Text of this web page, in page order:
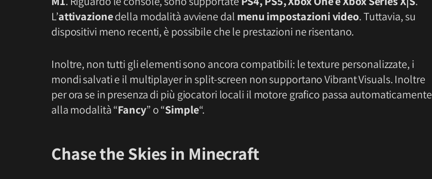
L’attivazionedella modalità avviene dal menu impostazioni video. Tuttavia, su
dispositivi meno recenti, è possibile che le prestazioni ne risentano.
Inoltre, non tutti gli elementi sono ancora compatibili: le texture personalizzate, i
mondi salvati e il multiplayer in split-screen non supportano Vibrant Visuals. Inoltre
per ora se in presenza di più giocatori locali il motore grafico passa automaticamente
alla modalità “Fancy” o “Simple“.
Chase the Skies in Minecraft